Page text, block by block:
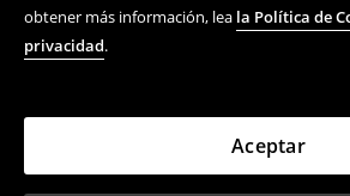
obtener más información, lea la Política de
privacidad.
Aceptar